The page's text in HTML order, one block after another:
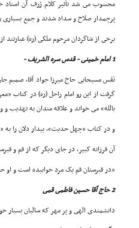
محسوب مى شد تأثیر کلام ژرف آن استاد
پرچمدار صلاح و سداد شدند و جمع بسیارى
برخى از شاگردان مرحوم ملکى (ره) عبارتند
1 امام خمینى - قدس سره الشریف -
نَفَس مسیحایى حاج میرزا جواد آقا، صمیم
گرفت از این رو امام راحل (ره) در کتاب
بالله» مى خواند و علاقه مندان به تهذیب و
و در کتاب «چهل حدیث»، بیدار دلان را به
آن فرزانه کبیر، در جاى دیگر که از قم و
«در قبرستان قم یک مرد خوابیده است و او
2 حاج آقا حسین فاطمى قمى
دانشمندى الهى و پر مهر که سالیان